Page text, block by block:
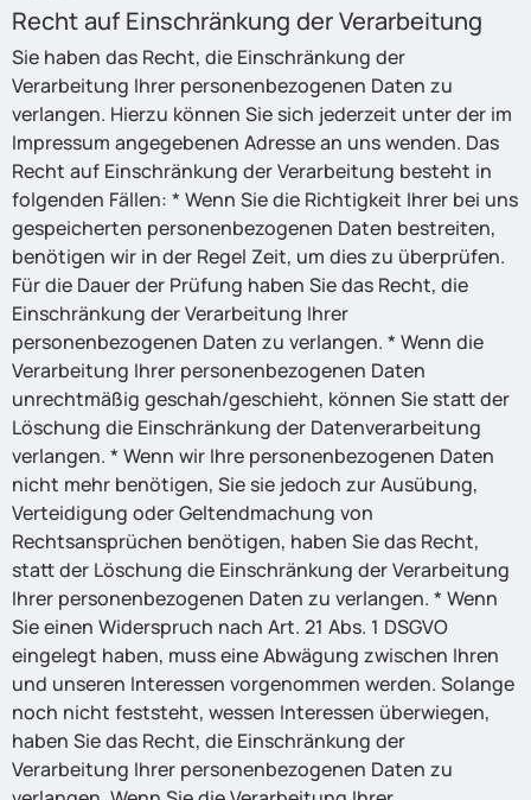
Recht auf Einschränkung der Verarbeitung
Sie haben das Recht, die Einschränkung der
Verarbeitung Ihrer personenbezogenen Daten zu
verlangen. Hierzu können Sie sich jederzeit unter der im
Impressum angegebenen Adresse an uns wenden. Das
Recht auf Einschränkung der Verarbeitung besteht in
folgenden Fällen: * Wenn Sie die Richtigkeit Ihrer bei uns
gespeicherten personenbezogenen Daten bestreiten,
benötigen wir in der Regel Zeit, um dies zu überprüfen.
Für die Dauer der Prüfung haben Sie das Recht, die
Einschränkung der Verarbeitung Ihrer
personenbezogenen Daten zu verlangen. * Wenn die
Verarbeitung Ihrer personenbezogenen Daten
unrechtmäßig geschah/geschieht, können Sie statt der
Löschung die Einschränkung der Datenverarbeitung
verlangen. * Wenn wir Ihre personenbezogenen Daten
nicht mehr benötigen, Sie sie jedoch zur Ausübung,
Verteidigung oder Geltendmachung von
Rechtsansprüchen benötigen, haben Sie das Recht,
statt der Löschung die Einschränkung der Verarbeitung
Ihrer personenbezogenen Daten zu verlangen. * Wenn
Sie einen Widerspruch nach Art. 21 Abs. 1 DSGVO
eingelegt haben, muss eine Abwägung zwischen Ihren
und unseren Interessen vorgenommen werden. Solange
noch nicht feststeht, wessen Interessen überwiegen,
haben Sie das Recht, die Einschränkung der
Verarbeitung Ihrer personenbezogenen Daten zu